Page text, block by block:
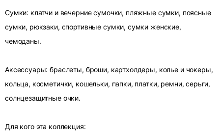
Сумки: клатчи и вечерние сумочки, пляжные сумки, поясные
сумки, рюкзаки, спортивные сумки, сумки женские,
чемоданы.
Аксессуары: браслеты, броши, картхолдеры, колье и чокеры,
кольца, косметички, кошельки, папки, платки, ремни, серьги,
солнцезащитные очки.
Для кого эта коллекция: